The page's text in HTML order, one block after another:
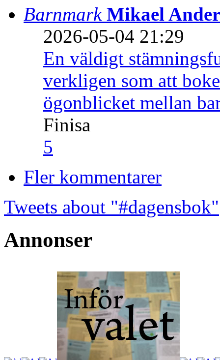
Barnmark Mikael
2026-05-04 21:29
En väldigt
verkligen som att
ögonblicket mellan
Finisa
5
Fler kommentarer
Tweets about "#dagensbok"
Annonser